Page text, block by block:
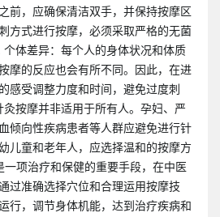
前，应确保清洁双手，并保持按摩区
方式进行按摩，必须采取严格的无菌
体差异：每个人的身体状况和体质
摩的反应也会有所不同。因此，在进
感受调整力度和时间，避免过度刺
按摩并非适用于所有人。孕妇、严
倾向性疾病患者等人群应避免进行针
儿童和老年人，应选择温和的按摩方
项治疗和保健的重要手段，在中医
过准确选择穴位和合理运用按摩技
行，调节身体机能，达到治疗疾病和